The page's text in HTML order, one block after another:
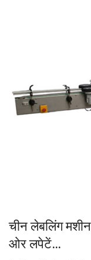
चीन लेबलिंग
ओर लपेटें…